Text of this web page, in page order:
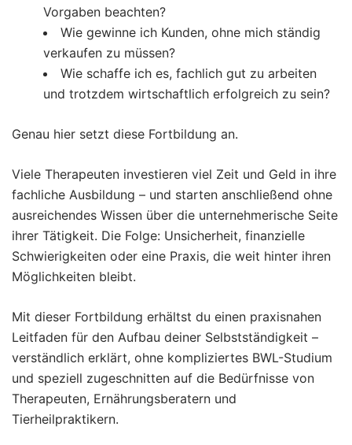
Vorgaben beachten?
Wie gewinne ich Kunden, ohne mich ständig
verkaufen zu müssen?
Wie schaffe ich es, fachlich gut zu arbeiten
und trotzdem wirtschaftlich erfolgreich zu sein?
Genau hier setzt diese Fortbildung an.
Viele Therapeuten investieren viel Zeit und Geld in ihre
fachliche Ausbildung – und starten anschließend ohne
ausreichendes Wissen über die unternehmerische Seite
ihrer Tätigkeit. Die Folge: Unsicherheit, finanzielle
Schwierigkeiten oder eine Praxis, die weit hinter ihren
Möglichkeiten bleibt.
Mit dieser Fortbildung erhältst du einen praxisnahen
Leitfaden für den Aufbau deiner Selbstständigkeit –
verständlich erklärt, ohne kompliziertes BWL-Studium
und speziell zugeschnitten auf die Bedürfnisse von
Therapeuten, Ernährungsberatern und
Tierheilpraktikern.